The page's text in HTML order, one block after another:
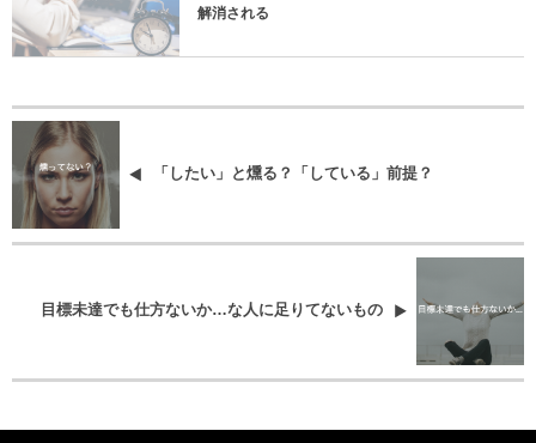
解消される
「したい」と燻る？「している」前提？
目標未達でも仕方ないか…な人に足りてないもの